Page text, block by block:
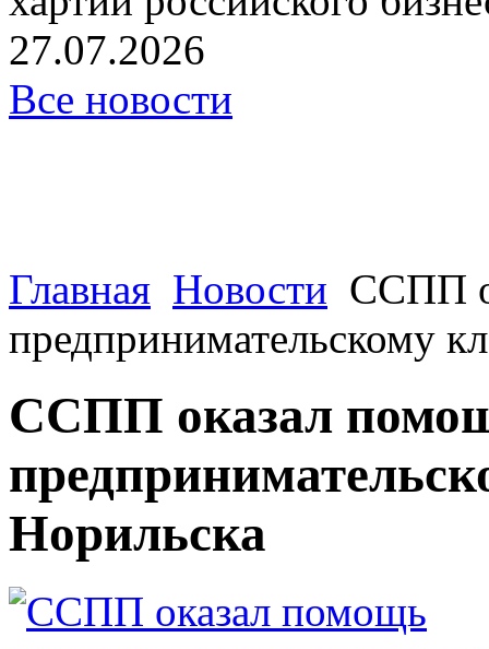
27.07.2026
Все новости
Главная Новости ССПП
предпринимательскому
ССПП оказал
Норильска